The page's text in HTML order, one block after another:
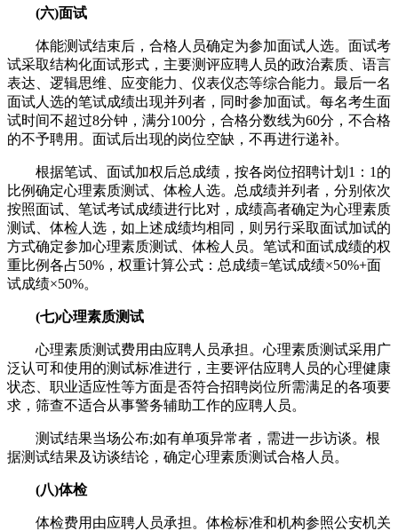
(六)面试
体能测试结束后，合格人员确定为参加面试人选。面试考
试采取结构化面试形式，主要测评应聘人员的政治素质、语言
表达、逻辑思维、应变能力、仪表仪态等综合能力。最后一名
面试人选的笔试成绩出现并列者，同时参加面试。每名考生面
试时间不超过8分钟，满分100分，合格分数线为60分，不合格
的不予聘用。面试后出现的岗位空缺，不再进行递补。
根据笔试、面试加权后总成绩，按各岗位招聘计划1：1的
比例确定心理素质测试、体检人选。总成绩并列者，分别依次
按照面试、笔试考试成绩进行比对，成绩高者确定为心理素质
测试、体检人选，如上述成绩均相同，则另行采取面试加试的
方式确定参加心理素质测试、体检人员。笔试和面试成绩的权
重比例各占50%，权重计算公式：总成绩=笔试成绩×50%+面
试成绩×50%。
(七)心理素质测试
心理素质测试费用由应聘人员承担。心理素质测试采用广
泛认可和使用的测试标准进行，主要评估应聘人员的心理健康
状态、职业适应性等方面是否符合招聘岗位所需满足的各项要
求，筛查不适合从事警务辅助工作的应聘人员。
测试结果当场公布;如有单项异常者，需进一步访谈。根
据测试结果及访谈结论，确定心理素质测试合格人员。
(八)体检
体检费用由应聘人员承担。体检标准和机构参照公安机关